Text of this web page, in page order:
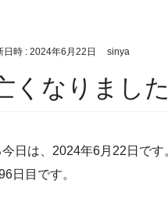
日時 : 2024年6月22日 sinya
くなりまし
日は、2024年6月22日で
日目です。